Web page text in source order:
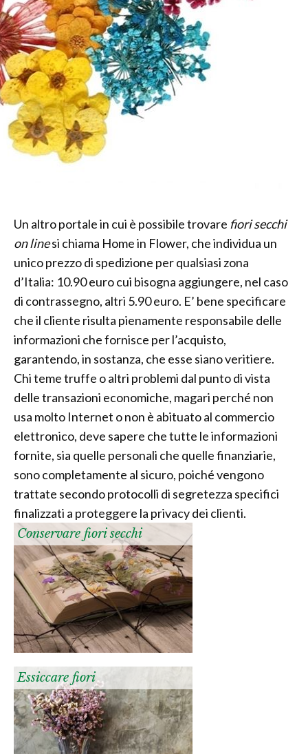
Un altro portale in cui è possibile trovare fiori secchi
on linesi chiama Home in Flower, che individua un
unico prezzo di spedizione per qualsiasi zona
d’Italia: 10.90 euro cui bisogna aggiungere, nel caso
di contrassegno, altri 5.90 euro. E’ bene specificare
che il cliente risulta pienamente responsabile delle
informazioni che fornisce per l’acquisto,
garantendo, in sostanza, che esse siano veritiere.
Chi teme truffe o altri problemi dal punto di vista
delle transazioni economiche, magari perché non
usa molto Internet o non è abituato al commercio
elettronico, deve sapere che tutte le informazioni
fornite, sia quelle personali che quelle finanziarie,
sono completamente al sicuro, poiché vengono
trattate secondo protocolli di segretezza specifici
finalizzati a proteggere la privacy dei clienti.
Conservare fiori secchi
Essiccare fiori